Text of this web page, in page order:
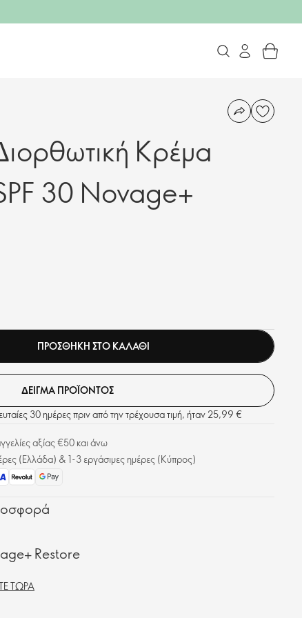
Κρέμα
30 Novage+
ΠΡΟΣΘΗΚΗ ΣΤΟ ΚΑΛΑΘΙ
ΔΕΙΓΜΑ ΠΡΟΪΟΝΤΟΣ
30 ημέρες πριν από την τρέχουσα τιμή, ήταν 25,99 €
αξίας €50 και άνω
(Ελλάδα) & 1-3 εργάσιμες ημέρες (Κύπρος)
Restore
ΤΏΡΑ